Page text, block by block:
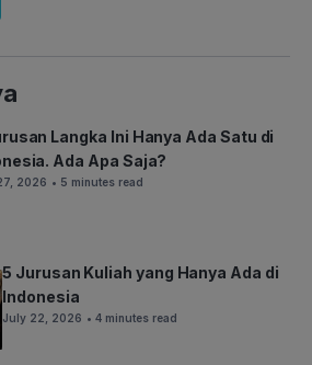
Langka Ini Hanya Ada Satu di
Ada Apa Saja?
2026 • 5 minutes read
5 Jurusan Kuliah yang Hanya Ada di
Indonesia
July 22, 2026 • 4 minutes read